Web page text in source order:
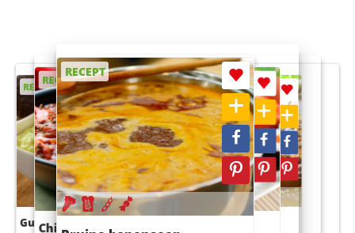
RECEPT
Guacamole
RECEPT
Chili con carne
RECEPT
RECEPT
Sushi rijstsalade
RECEPT